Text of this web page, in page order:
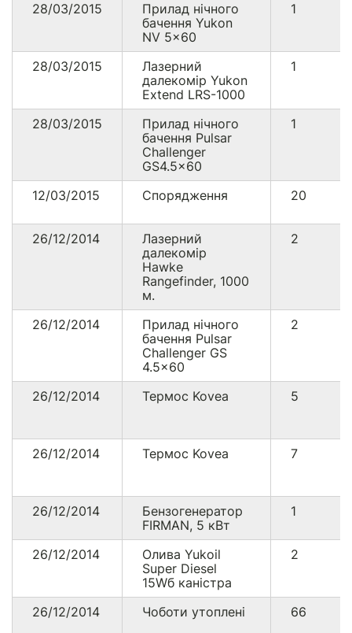
28/03/2015
Прилад нічного
бачення Yukon
NV 5x60
1
28/03/2015
Лазерний
далекомір Yukon
Extend LRS-1000
1
28/03/2015
Прилад нічного
бачення Pulsar
Challenger
GS4.5x60
1
12/03/2015 Спорядження 20
26/12/2014
Лазерний
далекомір
Hawke
Rangefinder, 1000
м.
2
26/12/2014
Прилад нічного
бачення Pulsar
Challenger GS
4.5x60
2
26/12/2014 Термос Kovea 5
26/12/2014 Термос Kovea 7
26/12/2014
Бензогенератор
FIRMAN, 5 кВт
1
26/12/2014
Олива Yukoil
Super Diesel
15Wб каністра
2
26/12/2014 Чоботи утоплені 66